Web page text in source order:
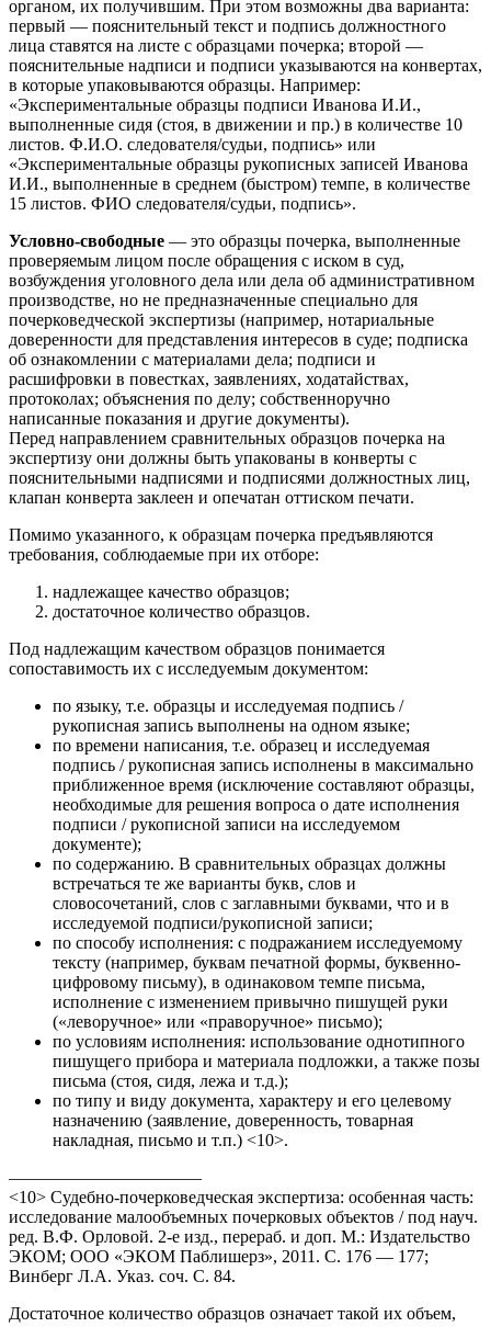
органом, их получившим. При этом возможны два варианта:
первый — пояснительный текст и подпись должностного
лица ставятся на листе с образцами почерка; второй —
пояснительные надписи и подписи указываются на конвертах,
в которые упаковываются образцы. Например:
«Экспериментальные образцы подписи Иванова И.И.,
выполненные сидя (стоя, в движении и пр.) в количестве 10
листов. Ф.И.О. следователя/судьи, подпись» или
«Экспериментальные образцы рукописных записей Иванова
И.И., выполненные в среднем (быстром) темпе, в количестве
15 листов. ФИО следователя/судьи, подпись».
Условно-свободные — это образцы почерка, выполненные
проверяемым лицом после обращения с иском в суд,
возбуждения уголовного дела или дела об административном
производстве, но не предназначенные специально для
почерковедческой экспертизы (например, нотариальные
доверенности для представления интересов в суде; подписка
об ознакомлении с материалами дела; подписи и
расшифровки в повестках, заявлениях, ходатайствах,
протоколах; объяснения по делу; собственноручно
написанные показания и другие документы).
Перед направлением сравнительных образцов почерка на
экспертизу они должны быть упакованы в конверты с
пояснительными надписями и подписями должностных лиц,
клапан конверта заклеен и опечатан оттиском печати.
Помимо указанного, к образцам почерка предъявляются
требования, соблюдаемые при их отборе:
надлежащее качество образцов;
достаточное количество образцов.
Под надлежащим качеством образцов понимается
сопоставимость их с исследуемым документом:
по языку, т.е. образцы и исследуемая подпись /
рукописная запись выполнены на одном языке;
по времени написания, т.е. образец и исследуемая
подпись / рукописная запись исполнены в максимально
приближенное время (исключение составляют образцы,
необходимые для решения вопроса о дате исполнения
подписи / рукописной записи на исследуемом
документе);
по содержанию. В сравнительных образцах должны
встречаться те же варианты букв, слов и
словосочетаний, слов с заглавными буквами, что и в
исследуемой подписи/рукописной записи;
по способу исполнения: с подражанием исследуемому
тексту (например, буквам печатной формы, буквенно-
цифровому письму), в одинаковом темпе письма,
исполнение с изменением привычно пишущей руки
(«леворучное» или «праворучное» письмо);
по условиям исполнения: использование однотипного
пишущего прибора и материала подложки, а также позы
письма (стоя, сидя, лежа и т.д.);
по типу и виду документа, характеру и его целевому
назначению (заявление, доверенность, товарная
накладная, письмо и т.п.) <10>.
———————————
<10> Судебно-почерковедческая экспертиза: особенная часть:
исследование малообъемных почерковых объектов / под науч.
ред. В.Ф. Орловой. 2-е изд., перераб. и доп. М.: Издательство
ЭКОМ; ООО «ЭКОМ Паблишерз», 2011. С. 176 — 177;
Винберг Л.А. Указ. соч. С. 84.
Достаточное количество образцов означает такой их объем,